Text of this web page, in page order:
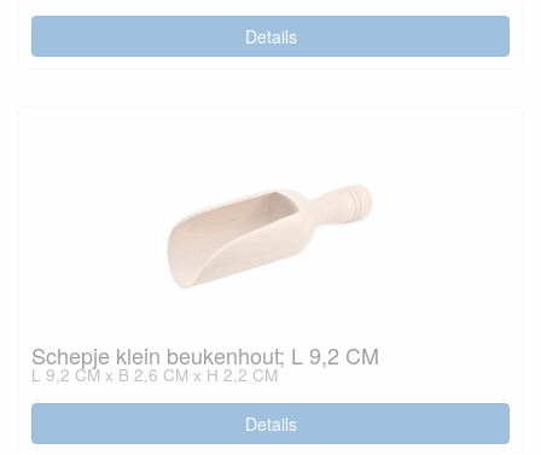
Details
Schepje klein beukenhout; L 9,2 CM
L 9,2 CM x B 2,6 CM x H 2,2 CM
Details